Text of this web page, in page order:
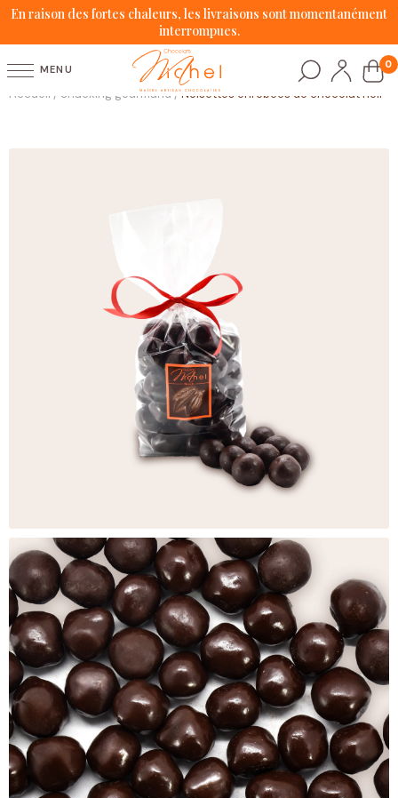
En raison des fortes chaleurs, les livraisons sont momentanément
interrompues.
MENU 0
Accueil / Snacking gourmand/Noisettes enrobées de chocolat noir